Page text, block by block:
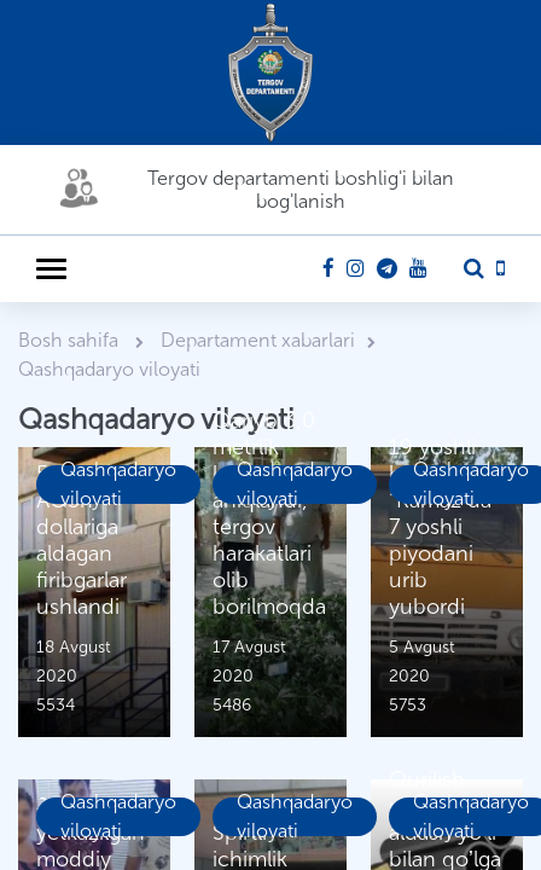
Tergov departamenti boshlig'i bilan
bog'lanish
Bosh sahifa
Departament xabarlari
Qashqadaryo viloyati
Qashqadaryo viloyati
Qashqadaryo
viloyati
50.000
AQSh
dollariga
aldagan
firibgarlar
ushlandi
18 Avgust
2020
5534
Qashqadaryo
viloyati
Qariyb 3,0
metrlik
kannabis
aniqlandi,
tergov
harakatlari
olib
borilmoqda
17 Avgust
2020
5486
Qashqadaryo
viloyati
19 yoshli
haydovchi
“Kamaz”da
7 yoshli
piyodani
urib
yubordi
5 Avgust
2020
5753
Qashqadaryo
viloyati
Jabrlanuvchiga
yetkazilgan
moddiy
Qashqadaryo
viloyati
Spirtli
ichimlik
Qashqadaryo
viloyati
mollarini
aldash yoʼli
bilan qoʼlga